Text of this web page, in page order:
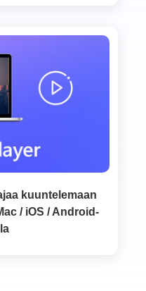
kuuntelemaan
/ iOS / Android-